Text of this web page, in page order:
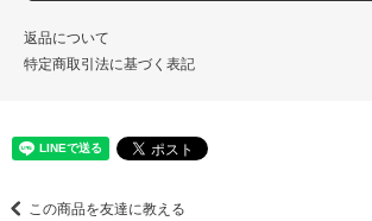
返品について
特定商取引法に基づく表記
この商品を友達に教える